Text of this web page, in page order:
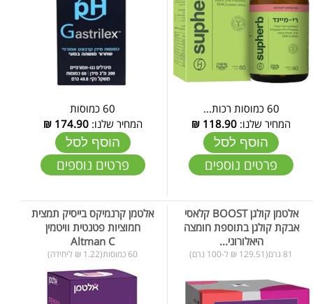
60 כמוסות רכות...
המחיר שלנו: 118.90
₪
הוסף לסל
פרטים נוספים
60 כמוסות
המחיר שלנו:174.90
₪
הוסף לסל
פרטים נוספים
אלטמן קולגן BOOST קלאסי
אבקת קולגן בתוספת חומצה
היאלורוני...
81 גרם(129.51 ₪ ל-100 גרם)
אלטמן קרנמיקס בייסיק תמצית
חמוציות פטנטית וויטמין
Altman C
60 כמוסות(1.22 ₪ ליחידה)